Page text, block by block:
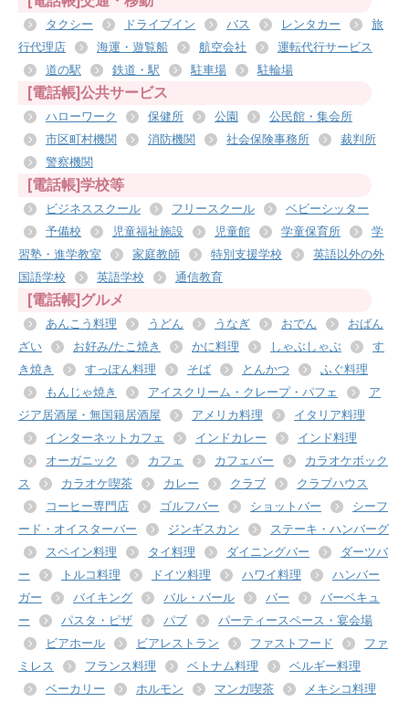
タクシー ドライブイン バス レンタカー
旅
行代理店
海運・遊覧船 航空会社
運転代行サービス
道の駅
鉄道・駅 駐車場 駐輪場
[電話帳]公共サービス
ハローワーク 保健所 公園
公民館・集会所
市区町村機関
消防機関 社会保険事務所
裁判所
警察機関
[電話帳]学校等
ビジネススクール フリースクール
ベビーシッター
予備校
児童福祉施設 児童館 学童保育所
学
習塾・進学教室
家庭教師 特別支援学校
英語以外の外
国語学校
英語学校 通信教育
[電話帳]グルメ
あんこう料理 うどん うなぎ おでん
おばん
ざい
お好み/たこ焼き かに料理 しゃぶしゃぶ
す
き焼き
すっぽん料理 そば とんかつ
ふぐ料理
もんじゃ焼き
アイスクリーム・クレープ・パフェ
ア
ジア居酒屋・無国籍居酒屋
アメリカ料理
イタリア料理
インターネットカフェ
インドカレー
インド料理
オーガニック
カフェ カフェバー
カラオケボック
ス
カラオケ喫茶 カレー クラブ
クラブハウス
コーヒー専門店
ゴルフバー ショットバー
シーフ
ード・オイスターバー
ジンギスカン
ステーキ・ハンバーグ
スペイン料理
タイ料理 ダイニングバー
ダーツバ
ー
トルコ料理 ドイツ料理 ハワイ料理
ハンバー
ガー
バイキング バル・バール バー
バーベキュ
ー
パスタ・ピザ パブ
パーティースペース・宴会場
ビアホール
ビアレストラン ファストフード
ファ
ミレス
フランス料理 ベトナム料理
ベルギー料理
ベーカリー
ホルモン マンガ喫茶
メキシコ料理